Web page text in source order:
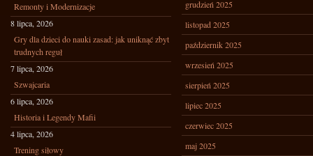
Remonty i Modernizacje
8 lipca, 2026
Gry dla dzieci do nauki zasad: jak uniknąć zbyt
trudnych reguł
7 lipca, 2026
Szwajcaria
6 lipca, 2026
Historia i Legendy Mafii
4 lipca, 2026
Trening siłowy
grudzień 2025
listopad 2025
październik 2025
wrzesień 2025
sierpień 2025
lipiec 2025
czerwiec 2025
maj 2025